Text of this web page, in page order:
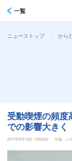
一覧
ニューストップ > から
受動喫煙の頻
での影響大きく
2017年8月14日 11時30分
写真：J-